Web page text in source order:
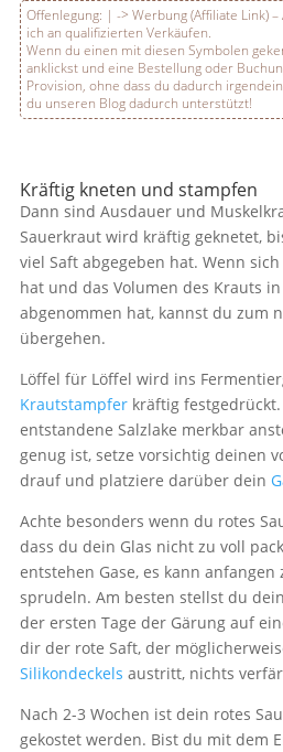
Offenlegung: | -> Werbung (Affiliate Link)
ich an qualifizierten Verkäufen.
Wenn du einen mit diesen Symbolen
anklickst und eine Bestellung oder
Provision, ohne dass du dadurch
du unseren Blog dadurch unterstützt!
Kräftig kneten und stampfen
Dann sind Ausdauer und
Sauerkraut wird kräftig geknetet,
viel Saft abgegeben hat. Wenn
hat und das Volumen des Krauts
abgenommen hat, kannst du zum
übergehen.
Löffel für Löffel wird ins
Krautstampferkräftig festgedrückt.
entstandene Salzlake merkbar
genug ist, setze vorsichtig deinen
drauf und platziere darüber dein
Achte besonders wenn du rotes
dass du dein Glas nicht zu voll
entstehen Gase, es kann
sprudeln. Am besten stellst du
der ersten Tage der Gärung auf
dir der rote Saft, der
Silikondeckels austritt, nichts
Nach 2-3 Wochen ist dein rotes
gekostet werden. Bist du mit dem